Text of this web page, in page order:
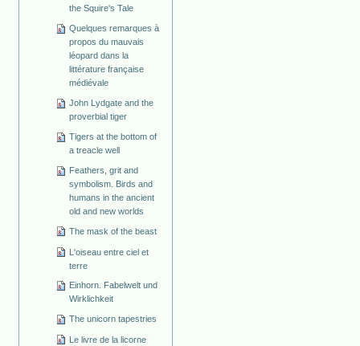
the Squire's Tale
Quelques remarques à
propos du mauvais
léopard dans la
littérature française
médiévale
John Lydgate and the
proverbial tiger
Tigers at the bottom of
a treacle well
Feathers, grit and
symbolism. Birds and
humans in the ancient
old and new worlds
The mask of the beast
L'oiseau entre ciel et
terre
Einhorn. Fabelwelt und
Wirklichkeit
The unicorn tapestries
Le livre de la licorne